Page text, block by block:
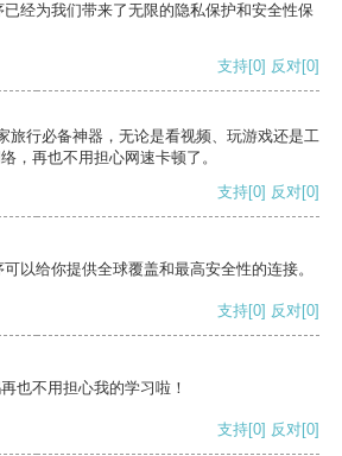
经为我们带来了无限的隐私保护和安全性保
支持[0] 反对[0]
旅行必备神器，无论是看视频、玩游戏还是工
，再也不用担心网速卡顿了。
支持[0] 反对[0]
以给你提供全球覆盖和最高安全性的连接。
支持[0] 反对[0]
也不用担心我的学习啦！
支持[0] 反对[0]